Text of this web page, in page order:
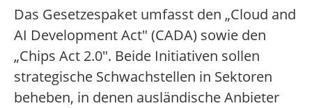
Das Gesetzespaket umfasst den „Cloud and
AI Development Act" (CADA) sowie den
„Chips Act 2.0". Beide Initiativen sollen
strategische Schwachstellen in Sektoren
beheben, in denen ausländische Anbieter